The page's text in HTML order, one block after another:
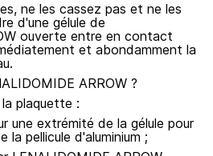
ne les cassez pas et ne les
d'une gélule de
ouverte entre en contact
et abondamment la
ARROW ?
plaquette :
une extrémité de la gélule pour
la pellicule d'aluminium ;